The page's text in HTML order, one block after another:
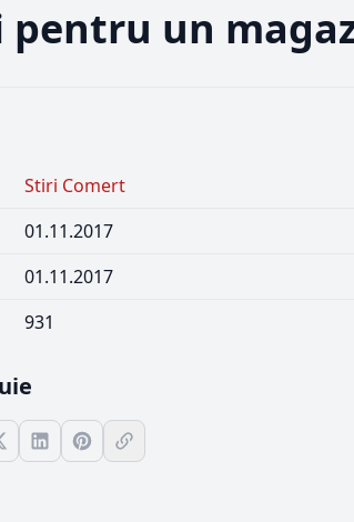
un
Stiri Comert
01.11.2017
01.11.2017
931